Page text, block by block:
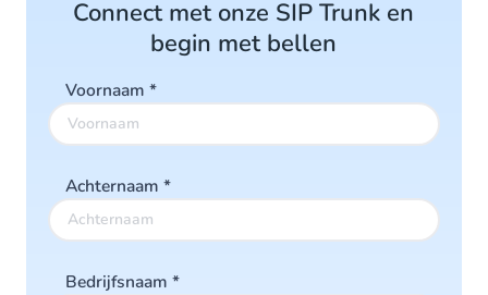
Connect met onze SIP Trunk en
begin met bellen
Voornaam *
Achternaam *
Bedrijfsnaam *